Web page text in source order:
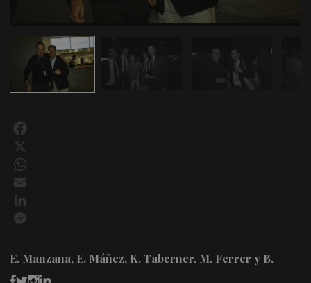
E. Manzana, E. Máñez, K. Taberner, M. Ferrer y B.